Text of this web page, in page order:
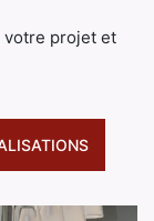
votre projet et